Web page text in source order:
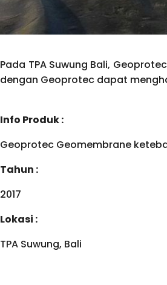
Pada TPA Suwung Bali,
dengan Geoprotec dapat
Info Produk :
Geoprotec Geomembrane
Tahun :
2017
Lokasi :
TPA Suwung, Bali